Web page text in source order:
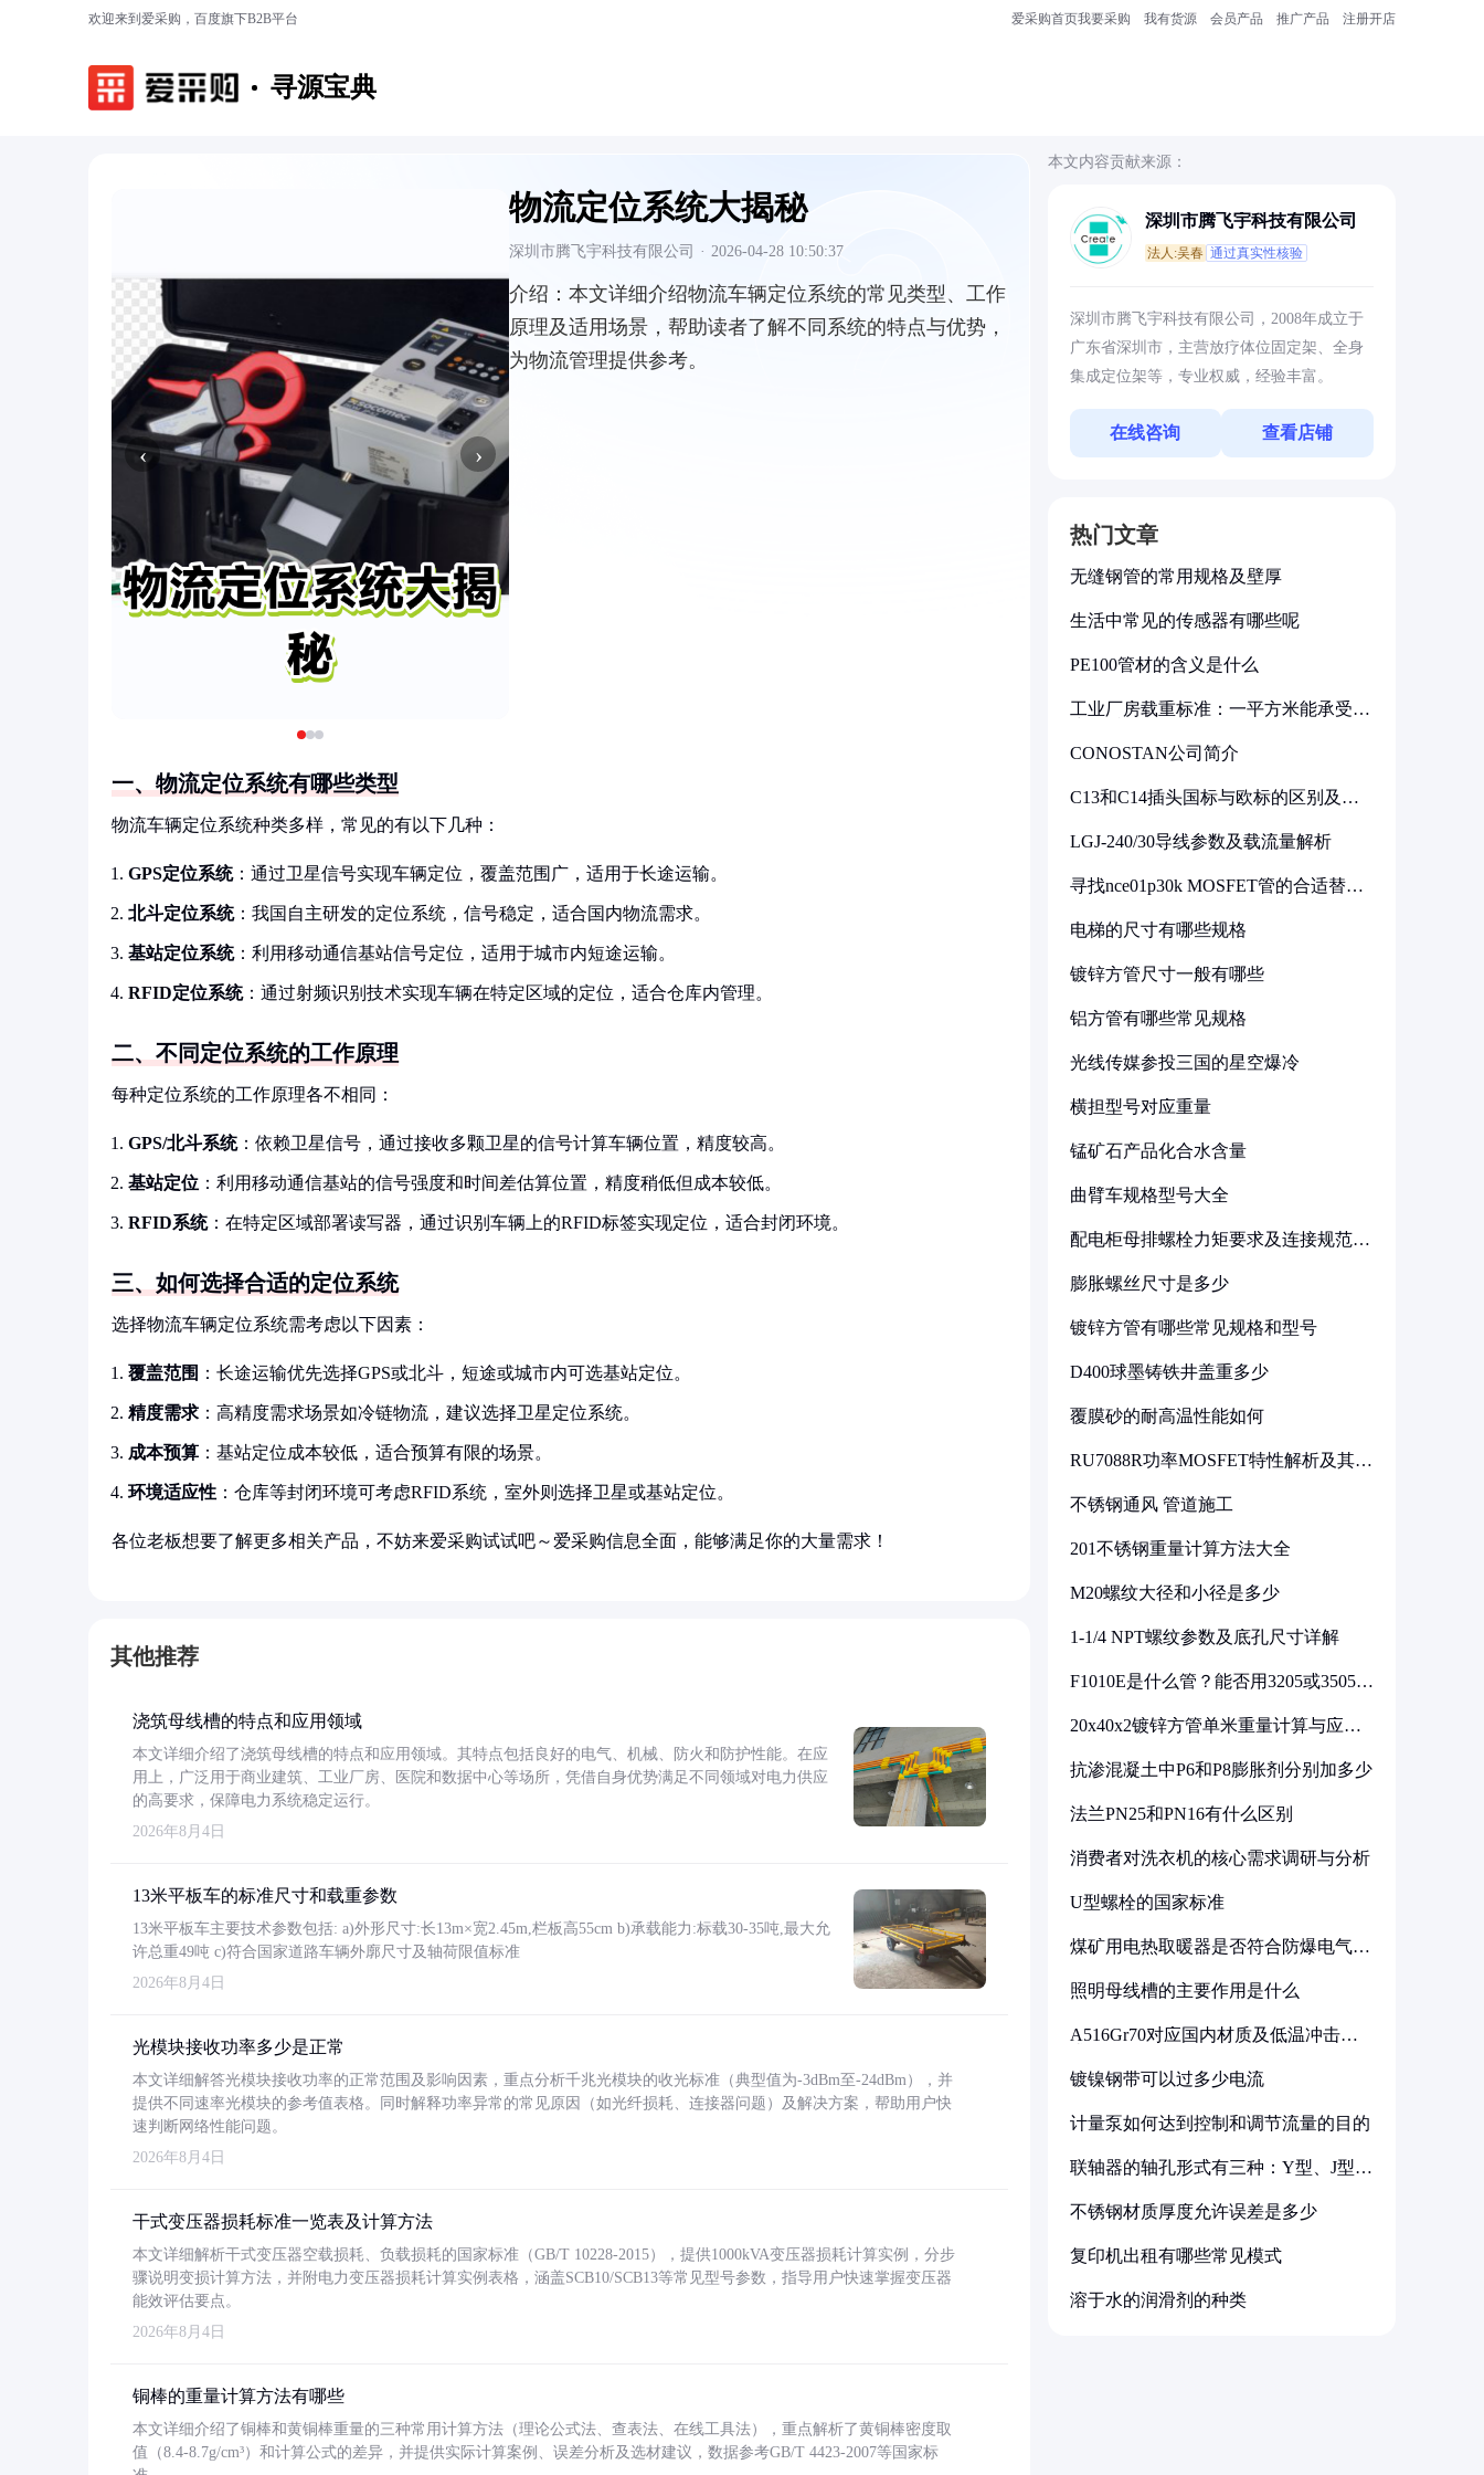
欢迎来到爱采购，百度旗下B2B平台 爱采购首页我要采购 我有货源 会员产品 推广产品 注册开店
寻源宝典
‹ ›
物流定位系统大揭秘
深圳市腾飞宇科技有限公司 · 2026-04-28 10:50:37
介绍： 本文详细介绍物流车辆定位系统的常见类型、工作
原理及适用场景，帮助读者了解不同系统的特点与优势，
为物流管理提供参考。
一、物流定位系统有哪些类型
物流车辆定位系统种类多样，常见的有以下几种：
GPS定位系统：通过卫星信号实现车辆定位，覆盖范围广，适用于长途运输。
北斗定位系统：我国自主研发的定位系统，信号稳定，适合国内物流需求。
基站定位系统：利用移动通信基站信号定位，适用于城市内短途运输。
RFID定位系统：通过射频识别技术实现车辆在特定区域的定位，适合仓库内管理。
二、不同定位系统的工作原理
每种定位系统的工作原理各不相同：
GPS/北斗系统：依赖卫星信号，通过接收多颗卫星的信号计算车辆位置，精度较高。
基站定位 ：利用移动通信基站的信号强度和时间差估算位置，精度稍低但成本较低。
RFID系统：在特定区域部署读写器，通过识别车辆上的RFID标签实现定位，适合封闭环境。
三、如何选择合适的定位系统
选择物流车辆定位系统需考虑以下因素：
覆盖范围 ：长途运输优先选择GPS或北斗，短途或城市内可选基站定位。
精度需求 ：高精度需求场景如冷链物流，建议选择卫星定位系统。
成本预算 ：基站定位成本较低，适合预算有限的场景。
环境适应性 ：仓库等封闭环境可考虑RFID系统，室外则选择卫星或基站定位。
各位老板想要了解更多相关产品，不妨来爱采购试试吧～爱采购信息全面，能够满足你的大量需求！
其他推荐
浇筑母线槽的特点和应用领域
本文详细介绍了浇筑母线槽的特点和应用领域。其特点包括良好的电气、机械、防火和防护性能。在应
用上，广泛用于商业建筑、工业厂房、医院和数据中心等场所，凭借自身优势满足不同领域对电力供应
的高要求，保障电力系统稳定运行。
2026年8月4日
13米平板车的标准尺寸和载重参数
13米平板车主要技术参数包括: a)外形尺寸:长13m×宽2.45m,栏板高55cm b)承载能力:标载30-35吨,最大允
许总重49吨 c)符合国家道路车辆外廓尺寸及轴荷限值标准
2026年8月4日
光模块接收功率多少是正常
本文详细解答光模块接收功率的正常范围及影响因素，重点分析千兆光模块的收光标准（典型值为-3dBm至-24dBm），并
提供不同速率光模块的参考值表格。同时解释功率异常的常见原因（如光纤损耗、连接器问题）及解决方案，帮助用户快
速判断网络性能问题。
2026年8月4日
干式变压器损耗标准一览表及计算方法
本文详细解析干式变压器空载损耗、负载损耗的国家标准（GB/T 10228-2015），提供1000kVA变压器损耗计算实例，分步
骤说明变损计算方法，并附电力变压器损耗计算实例表格，涵盖SCB10/SCB13等常见型号参数，指导用户快速掌握变压器
能效评估要点。
2026年8月4日
铜棒的重量计算方法有哪些
本文详细介绍了铜棒和黄铜棒重量的三种常用计算方法（理论公式法、查表法、在线工具法），重点解析了黄铜棒密度取
值（8.4-8.7g/cm³）和计算公式的差异，并提供实际计算案例、误差分析及选材建议，数据参考GB/T 4423-2007等国家标
本文内容贡献来源：
深圳市腾飞宇科技有限公司
法人:吴春 通过真实性核验
深圳市腾飞宇科技有限公司，2008年成立于
广东省深圳市，主营放疗体位固定架、全身
集成定位架等，专业权威，经验丰富。
在线咨询 查看店铺
热门文章
无缝钢管的常用规格及壁厚
生活中常见的传感器有哪些呢
PE100管材的含义是什么
工业厂房载重标准：一平方米能承受多
CONOSTAN公司简介
C13和C14插头国标与欧标的区别及其
LGJ-240/30导线参数及载流量解析
寻找nce01p30k MOSFET管的合适替代
电梯的尺寸有哪些规格
镀锌方管尺寸一般有哪些
铝方管有哪些常见规格
光线传媒参投三国的星空爆冷
横担型号对应重量
锰矿石产品化合水含量
曲臂车规格型号大全
配电柜母排螺栓力矩要求及连接规范详
膨胀螺丝尺寸是多少
镀锌方管有哪些常见规格和型号
D400球墨铸铁井盖重多少
覆膜砂的耐高温性能如何
RU7088R功率MOSFET特性解析及其在
不锈钢通风 管道施工
201不锈钢重量计算方法大全
M20螺纹大径和小径是多少
1-1/4 NPT螺纹参数及底孔尺寸详解
F1010E是什么管？能否用3205或3505代
20x40x2镀锌方管单米重量计算与应用
抗渗混凝土中P6和P8膨胀剂分别加多少
法兰PN25和PN16有什么区别
消费者对洗衣机的核心需求调研与分析
U型螺栓的国家标准
煤矿用电热取暖器是否符合防爆电气设
照明母线槽的主要作用是什么
A516Gr70对应国内材质及低温冲击要
镀镍钢带可以过多少电流
计量泵如何达到控制和调节流量的目的
联轴器的轴孔形式有三种：Y型、J型、
不锈钢材质厚度允许误差是多少
复印机出租有哪些常见模式
溶于水的润滑剂的种类